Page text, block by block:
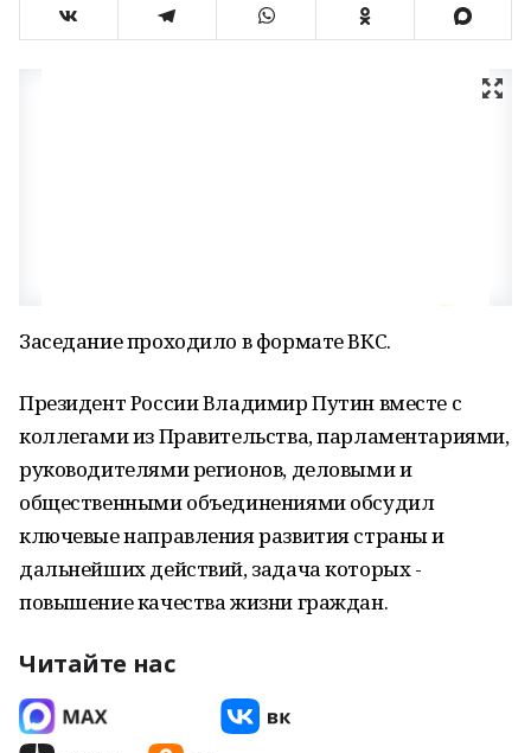
Заседание проходило в формате ВКС.
Президент России Владимир Путин вместе с
коллегами из Правительства, парламентариями,
руководителями регионов, деловыми и
общественными объединениями обсудил
ключевые направления развития страны и
дальнейших действий, задача которых -
повышение качества жизни граждан.
Читайте нас